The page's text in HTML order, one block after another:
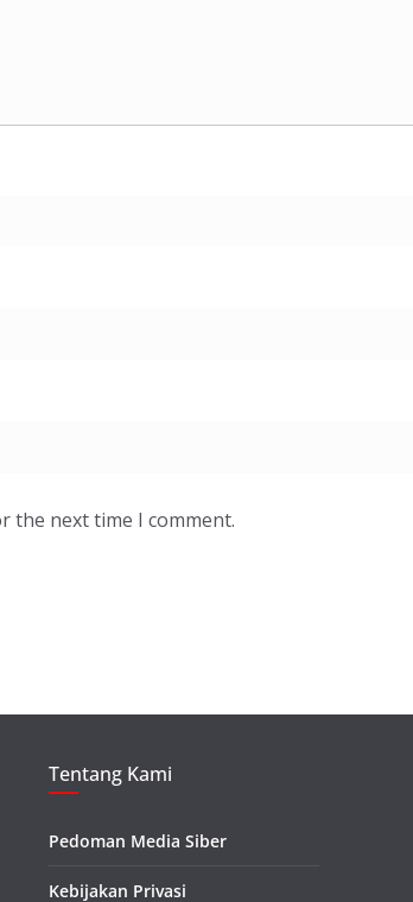
the next time I comment.
Tentang Kami
Pedoman Media Siber
Kebijakan Privasi